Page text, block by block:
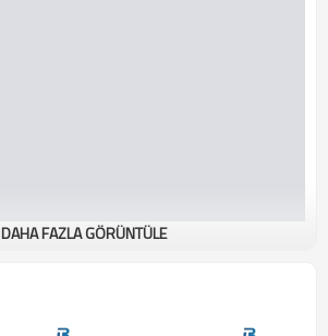
DAHA FAZLA GÖRÜNTÜLE